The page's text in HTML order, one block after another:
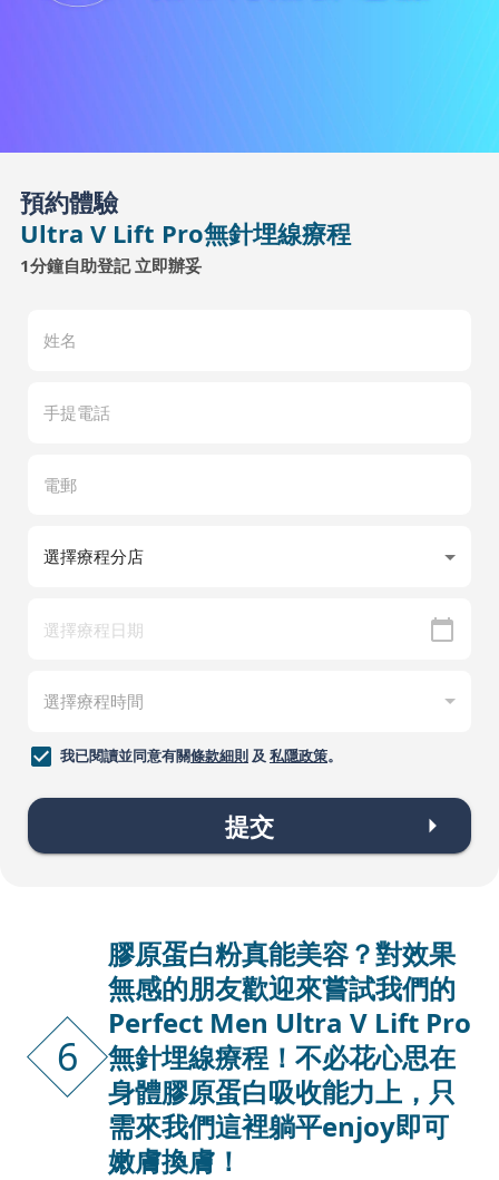
預約體驗
Ultra V Lift Pro無針埋線療程
1分鐘自助登記 立即辦妥
我已閱讀並同意有關條款細則及 私隱政策。
提交
6
膠原蛋白粉真能美容？對效果
無感的朋友歡迎來嘗試我們的
Perfect Men Ultra V Lift Pro
無針埋線療程！不必花心思在
身體膠原蛋白吸收能力上，只
需來我們這裡躺平enjoy即可
嫩膚換膚！